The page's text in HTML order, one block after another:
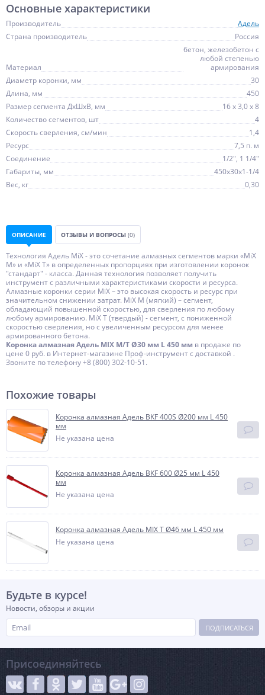
Основные характеристики
Производитель
Адель
Страна производитель
Россия
Материал
бетон, железобетон с
любой степенью
армирования
Диаметр коронки, мм
30
Длина, мм
450
Размер сегмента ДхШхВ, мм
16 х 3,0 х 8
Количество сегментов, шт
4
Скорость сверления, см/мин
1,4
Ресурс
7,5 п. м
Соединение
1/2", 1 1/4"
Габариты, мм
450х30х1-1/4
Вес, кг
0,30
ОПИСАНИЕ ОТЗЫВЫ И ВОПРОСЫ (0)
Технология Адель MiX - это сочетание алмазных сегментов марки «MiX
М» и «MiX Т» в определенных пропорциях при изготовлении коронок
"стандарт" - класса. Данная технология позволяет получить
инструмент с различными характеристиками скорости и ресурса.
Алмазные коронки серии MiX – это высокая скорость и ресурс при
значительном снижении затрат. MiX М (мягкий) – сегмент,
обладающий повышенной скоростью, для сверления по любому
любому армированию. МiX Т (твердый) - сегмент, с пониженной
скоростью сверления, но с увеличенным ресурсом для менее
армированного бетона.
Коронка алмазная Адель MIX M/T Ø30 мм L 450 мм в продаже по
цене 0 руб. в Интернет-магазине Проф-инструмент с доставкой .
Звоните по телефону +8 (800) 302-10-51.
Похожие товары
Коронка алмазная Адель BKF 400S Ø200 мм L 450
мм
Не указана цена
Коронка алмазная Адель BKF 600 Ø25 мм L 450
мм
Не указана цена
Коронка алмазная Адель MIX T Ø46 мм L 450 мм
Не указана цена
Будьте в курсе!
Новости, обзоры и акции
ПОДПИСАТЬСЯ
Присоединяйтесь